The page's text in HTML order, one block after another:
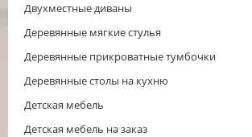
Двухместные диваны
Деревянные мягкие стулья
Деревянные прикроватные тумбочки
Деревянные столы на кухню
Детская мебель
Детская мебель на заказ